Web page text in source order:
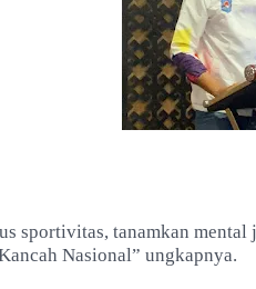
sportivitas, tanamkan
Nasional” ungkapnya.